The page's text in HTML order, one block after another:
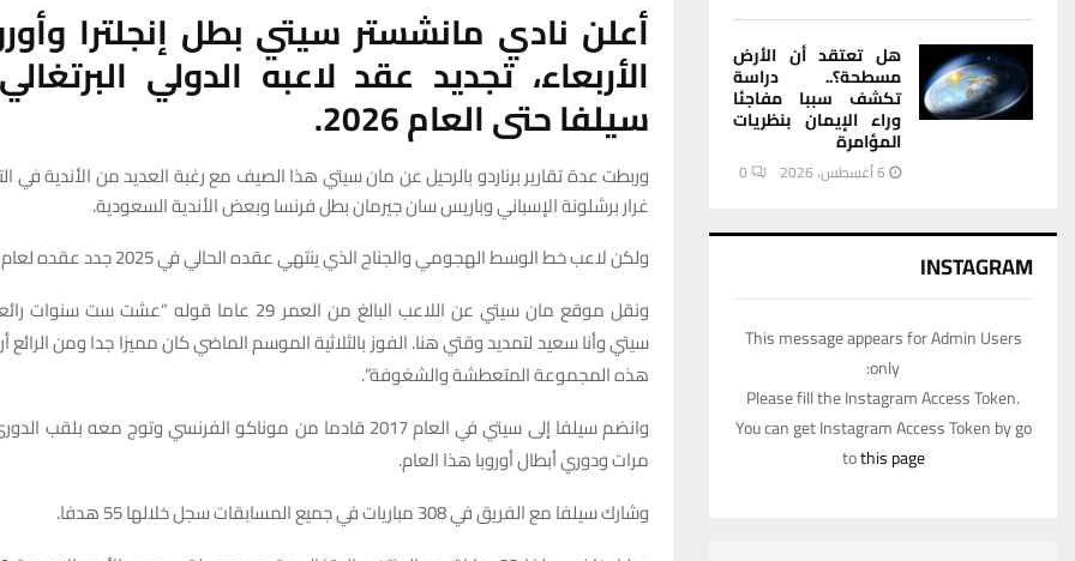
أعلن نادي مانشستر سيتي بطل إنجلترا
الأربعاء، تجديد عقد لاعبه الدولي
سيلفا حتى العام 2026.
وربطت عدة تقارير برناردو بالرحيل عن مان سيتي هذا الصيف مع رغبة العديد من الأندية في
غرار برشلونة الإسباني وباريس سان جيرمان بطل فرنسا وبعض الأندية السعودية.
ولكن لاعب خط الوسط الهجومي والجناح الذي ينتهي عقده الحالي في 2025 جدد عقده لعام إضافي.
ونقل موقع مان سيتي عن اللاعب البالغ من العمر 29 عاما قوله
سيتي وأنا سعيد لتمديد وقتي هنا. الفوز بالثلاثية الموسم الماضي كان مميزا جدا ومن
هذه المجموعة المتعطشة والشغوفة”.
وانضم سيلفا إلى سيتي في العام 2017 قادما من موناكو الفرنسي وتوج معه
مرات ودوري أبطال أوروبا هذا العام.
وشارك سيلفا مع الفريق في 308 مباريات في جميع المسابقات سجل خلالها 55 هدفا.
هل تعتقد أن الأرض
مسطحة؟.. دراسة
تكشف سببا مفاجئا
وراء الإيمان بنظريات
المؤامرة
6 أغسطس، 2026 0
INSTAGRAM
This message appears for Admin Users
only:
Please fill the Instagram Access Token.
You can get Instagram Access Token by go
tothis page